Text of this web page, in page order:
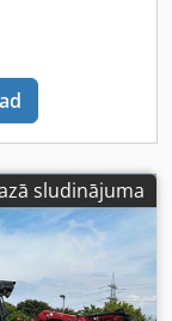
sludinājuma